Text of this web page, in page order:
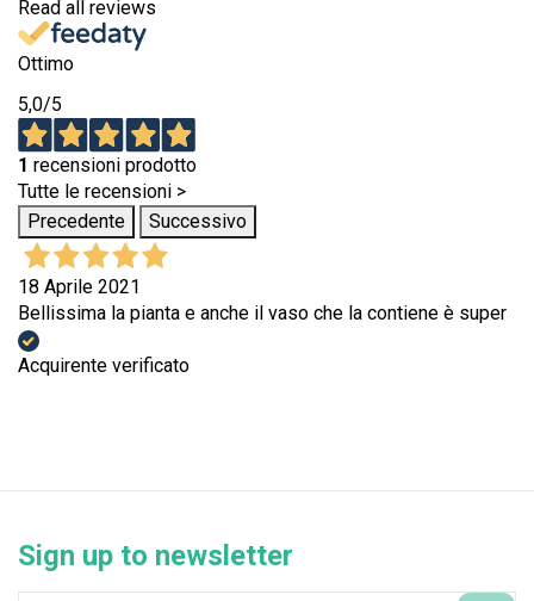
Read all reviews
Ottimo
5,0/5
1 recensioni prodotto
Tutte le recensioni >
Precedente
Successivo
18 Aprile 2021
Bellissima la pianta e anche il vaso che la contiene è super
Acquirente verificato
Sign up to newsletter